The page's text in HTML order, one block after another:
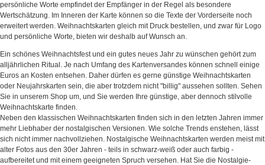
persönliche Worte empfindet der Empfänger in der Regel als besondere
Wertschätzung. Im Inneren der Karte können so die Texte der Vorderseite noch
erweitert werden. Weihnachtskarten gleich mit Druck bestellen, und zwar für Logo
und persönliche Worte, bieten wir deshalb auf Wunsch an.
Ein schönes Weihnachtsfest und ein gutes neues Jahr zu wünschen gehört zum
alljährlichen Ritual. Je nach Umfang des Kartenversandes können schnell einige
Euros an Kosten entsehen. Daher dürfen es gerne günstige Weihnachtskarten
oder Neujahrskarten sein, die aber trotzdem nicht "billig" aussehen sollten. Sehen
Sie in unserem Shop um, und Sie werden Ihre günstige, aber dennoch stilvolle
Weihnachtskarte finden.
Neben den klassischen Weihnachtskarten finden sich in den letzten Jahren immer
mehr Liebhaber der nostalgischen Versionen. Wie solche Trends enstehen, lässt
sich nicht immer nachvollziehen. Nostalgische Weihnachtskarten werden meist mit
alter Fotos aus den 30er Jahren - teils in schwarz-weiß oder auch farbig -
aufbereitet und mit einem geeigneten Spruch versehen. Hat Sie die Nostalgie-